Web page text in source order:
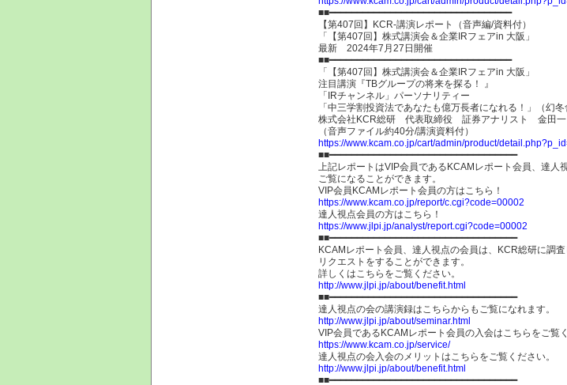
■■━━━━━━━━━━━━━━━━━━━━━━━━━━━━━━━━━
【第407回】KCR-講演レポート（音声編/資料付）
「【第407回】株式講演会＆企業IRフェアin 大阪」
最新 2024年7月27日開催
■■━━━━━━━━━━━━━━━━━━━━━━━━━━━━━━━━━
「【第407回】株式講演会＆企業IRフェアin 大阪」
注目講演『TBグループの将来を探る！ 』
「IRチャンネル」パーソナリティー
「中三学割投資法であなたも億万長者になれる！」（幻
株式会社KCR総研 代表取締役 証券アナリスト 金田
（音声ファイル約40分/講演資料付）
https://www.kcam.co.jp/cart/admin/product/
■■━━━━━━━━━━━━━━━━━━━━━━━━━━━━━━━━━━
上記レポートはVIP会員であるKCAMレポート会員、達人
ご覧になることができます。
VIP会員KCAMレポート会員の方はこちら！
https://www.kcam.co.jp/report/c.cgi?code=00002
達人視点会員の方はこちら！
https://www.jlpi.jp/analyst/report.cgi?code=00002
■■━━━━━━━━━━━━━━━━━━━━━━━━━━━━━━━━━━
KCAMレポート会員、達人視点の会員は、KCR総研に調
リクエストをすることができます。
詳しくはこちらをご覧ください。
http://www.jlpi.jp/about/benefit.html
■■━━━━━━━━━━━━━━━━━━━━━━━━━━━━━━━━━━
達人視点の会の講演録はこちらからもご覧になれます。
http://www.jlpi.jp/about/seminar.html
VIP会員であるKCAMレポート会員の入会はこちらをご覧
https://www.kcam.co.jp/service/
達人視点の会入会のメリットはこちらをご覧ください。
http://www.jlpi.jp/about/benefit.html
■■━━━━━━━━━━━━━━━━━━━━━━━━━━━━━━━━━━